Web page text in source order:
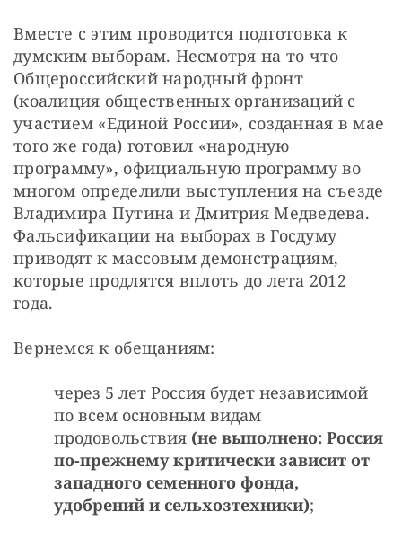
Вместе с этим проводится подготовка к
думским выборам. Несмотря на то что
Общероссийский народный фронт
(коалиция общественных организаций с
участием «Единой России», созданная в мае
того же года) готовил «народную
программу», официальную программу во
многом определили выступления на съезде
Владимира Путина и Дмитрия Медведева.
Фальсификации на выборах в Госдуму
приводят к массовым демонстрациям,
которые продлятся вплоть до лета 2012
года.
Вернемся к обещаниям:
через 5 лет Россия будет независимой
по всем основным видам
продовольствия (не выполнено: Россия
по-прежнему критически зависит от
западного семенного фонда,
удобрений и сельхозтехники);